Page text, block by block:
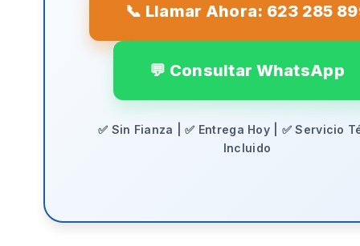
📞 Llamar Ahora: 623 285
💬 Consultar WhatsApp
✅ Sin Fianza | ✅ Entrega Hoy | ✅ Servicio
Incluido